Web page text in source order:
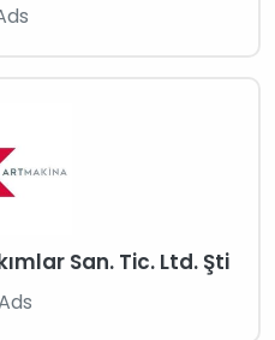
San. Tic. Ltd. Şti